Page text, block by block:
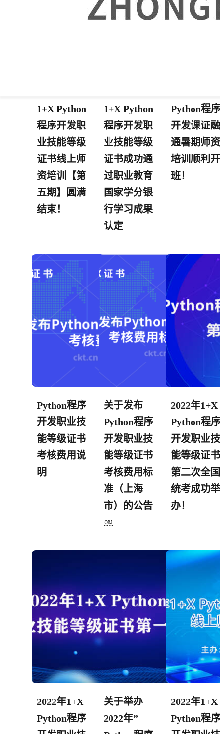
1+X Python
程序开发职
业技能等级
证书线上师
资培训【第
五期】圆满
结束！
1+X Python
程序开发职
业技能等级
证书成功通
过职业教育
国家学分银
行学习成果
认定
Python程序
开发课证融
通暑期师资
培训顺利开
班！
Python程序
开发职业技
能等级证书
考核费用说
明
关于发布
Python程序
开发职业技
能等级证书
考核费用标
准（上海
市）的公告
￼
2022年1+X
Python程序
开发职业技
能等级证书
第二次全国
统考成功举
办！
2022年1+X
Python程序
关于举办
2022年”
2022年1+X
Python程序